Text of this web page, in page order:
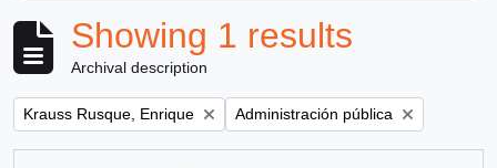
Showing 1 results
Archival description
Remove filter:
Krauss Rusque, Enrique Remove filter:
Administración pública